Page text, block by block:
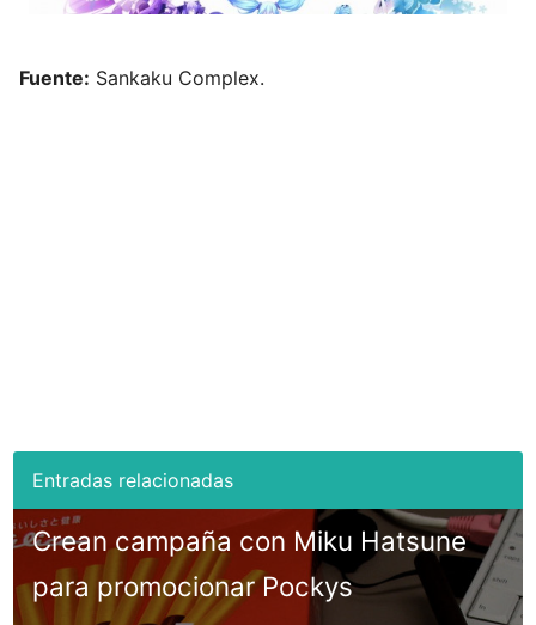
Fuente: Sankaku Complex.
Crean campaña con Miku Hatsune
para promocionar Pockys